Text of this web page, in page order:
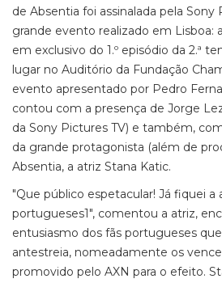
de Absentia foi assinalada pela
grande evento realizado em Lisboa:
em exclusivo do 1.º episódio da 2.ª
lugar no Auditório da Fundação
evento apresentado por Pedro
contou com a presença de Jorge
da Sony Pictures TV) e também,
da grande protagonista (além de
Absentia, a atriz Stana Katic.
"Que público espetacular! Já fiquei a
portugueses1", comentou a atriz,
entusiasmo dos fãs portugueses
antestreia, nomeadamente os
promovido pelo AXN para o efeito.